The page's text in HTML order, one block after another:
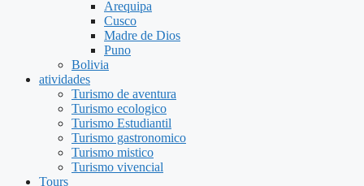
Arequipa
Cusco
Madre de Dios
Puno
Bolivia
atividades
Turismo de aventura
Turismo ecologico
Turismo Estudiantil
Turismo gastronomico
Turismo mistico
Turismo vivencial
Tours